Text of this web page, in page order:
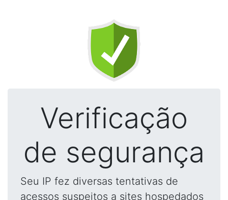
Verificação
de segurança
Seu IP fez diversas tentativas de
acessos suspeitos a sites hospedados